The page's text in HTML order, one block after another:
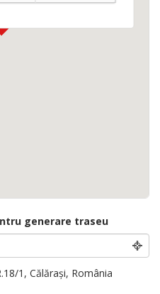
generare traseu
1, Călărași, România